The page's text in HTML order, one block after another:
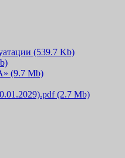
(539.7 Kb)
(9.7 Mb)
(2.7 Mb)